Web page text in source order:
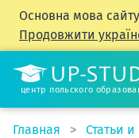
Основна мова
Продовжити
центр польского
Главная Статьи и